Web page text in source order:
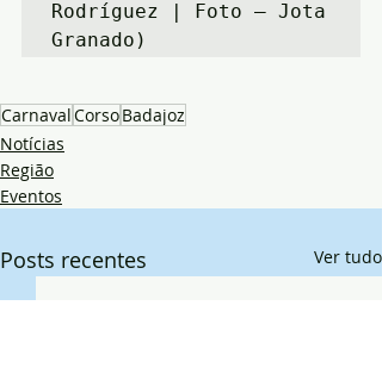
Rodríguez | Foto – Jota
Granado)
CarnavalCorsoBadajoz
Notícias
Região
Eventos
Posts recentes Ver tudo